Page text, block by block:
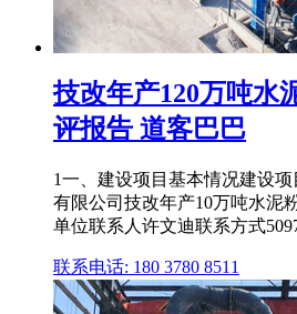
技改年产120万吨水
评报告 道客巴巴
1一、建设项目基本情况建设
有限公司技改年产10万吨水泥
单位联系人许文迪联系方式
联系电话: 180 3780 8511